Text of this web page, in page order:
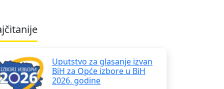
Uputstvo za glasanje izvan
BiH za Opće izbore u BiH
2026. godine